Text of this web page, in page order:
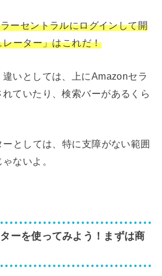
ーセントラルにログインして開
ーター」はこれだ！
いとしては、上にAmazonセラ
ていたり、検索バーがあるくら
としては、特に支障がない範囲
ないよ。
ーを使ってみよう！まずは商